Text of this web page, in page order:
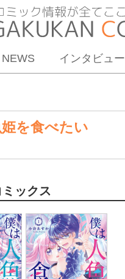
NEWS インタビュー
を食べたい
ミックス